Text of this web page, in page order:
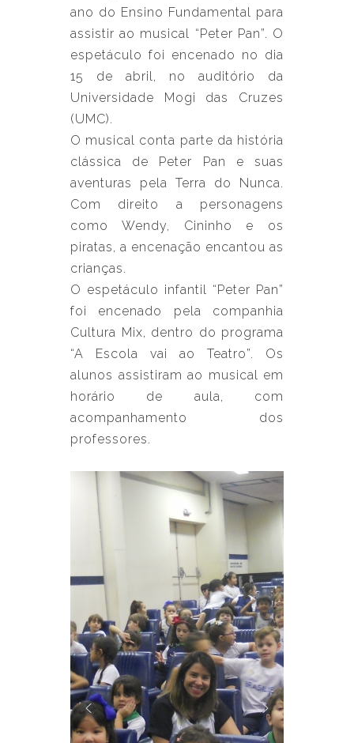
ano do Ensino Fundamental para
assistir ao musical “Peter Pan”. O
espetáculo foi encenado no dia
15 de abril, no auditório da
Universidade Mogi das Cruzes
(UMC).
O musical conta parte da história
clássica de Peter Pan e suas
aventuras pela Terra do Nunca.
Com direito a personagens
como Wendy, Cininho e os
piratas, a encenação encantou as
crianças.
O espetáculo infantil “Peter Pan”
foi encenado pela companhia
Cultura Mix, dentro do programa
“A Escola vai ao Teatro”. Os
alunos assistiram ao musical em
horário de aula, com
acompanhamento dos
professores.